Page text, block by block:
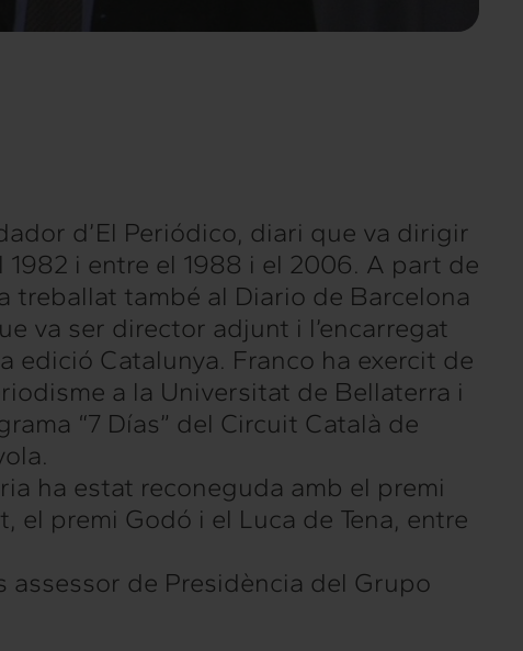
Intermèdia
Confidencial
d’El Periódico, diari que va dirigir
1982 i entre el 1988 i el 2006. A part de
treballat també al Diario de Barcelona
va ser director adjunt i l’encarregat
edició Catalunya. Franco ha exercit de
a la Universitat de Bellaterra i
“7 Días” del Circuit Català de
ha estat reconeguda amb el premi
el premi Godó i el Luca de Tena, entre
assessor de Presidència del Grupo